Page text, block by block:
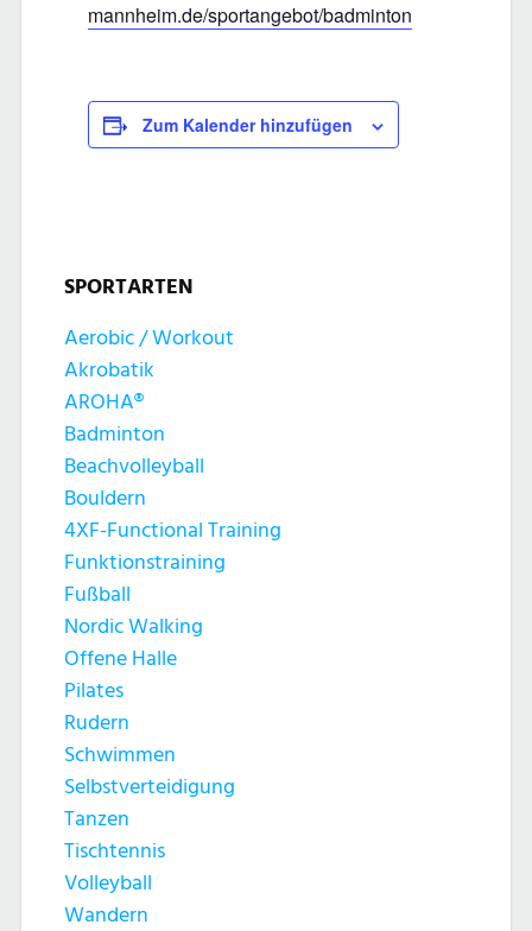
mannheim.de/sportangebot/badminton
Zum Kalender hinzufügen
SPORTARTEN
Aerobic / Workout
Akrobatik
AROHA®
Badminton
Beachvolleyball
Bouldern
4XF-Functional Training
Funktionstraining
Fußball
Nordic Walking
Offene Halle
Pilates
Rudern
Schwimmen
Selbstverteidigung
Tanzen
Tischtennis
Volleyball
Wandern